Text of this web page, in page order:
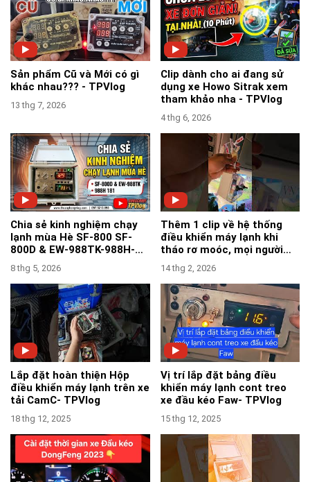
Sản phẩm Cũ và Mới có gì
khác nhau??? - TPVlog
13 thg 7, 2026
Clip dành cho ai đang sử
dụng xe Howo Sitrak xem
tham khảo nha - TPVlog
4 thg 6, 2026
Chia sẻ kinh nghiệm chạy
lạnh mùa Hè SF-800 SF-
800D & EW-988TK-988H-
181Y-183Z - TPVlog
8 thg 5, 2026
Thêm 1 clip về hệ thống
điều khiển máy lạnh khi
tháo rơ moóc, mọi người
tham khảo nha-TPVlog
14 thg 2, 2026
Lắp đặt hoàn thiện Hộp
điều khiển máy lạnh trên xe
tải CamC- TPVlog
18 thg 12, 2025
Vị trí lắp đặt bảng điều
khiển máy lạnh cont treo
xe đầu kéo Faw- TPVlog
15 thg 12, 2025